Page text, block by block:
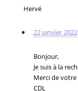
Hervé
22 janvier
Bonjour,
Je suis à la
Merci de
CDL